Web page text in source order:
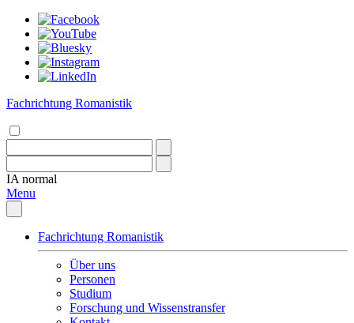
Fachrichtung Romanistik
IA normal
Menu
Fachrichtung Romanistik
Über uns
Personen
Studium
Forschung und Wissenstransfer